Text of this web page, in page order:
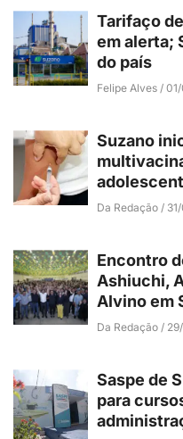
Tarifaço
em alerta;
do país
Felipe Alves 01/
Suzano
Da Redação 31/
Encontro
Ashiuchi,
Alvino em
Da Redação
Saspe de
para